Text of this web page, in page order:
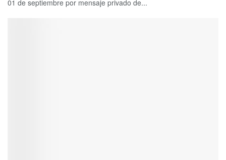
01 de septiembre por mensaje privado de...